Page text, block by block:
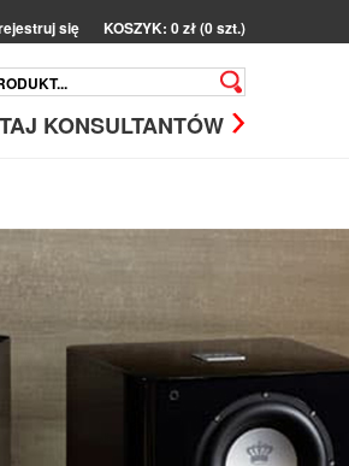
się KOSZYK: 0 zł (0 szt.)
KONSULTANTÓW